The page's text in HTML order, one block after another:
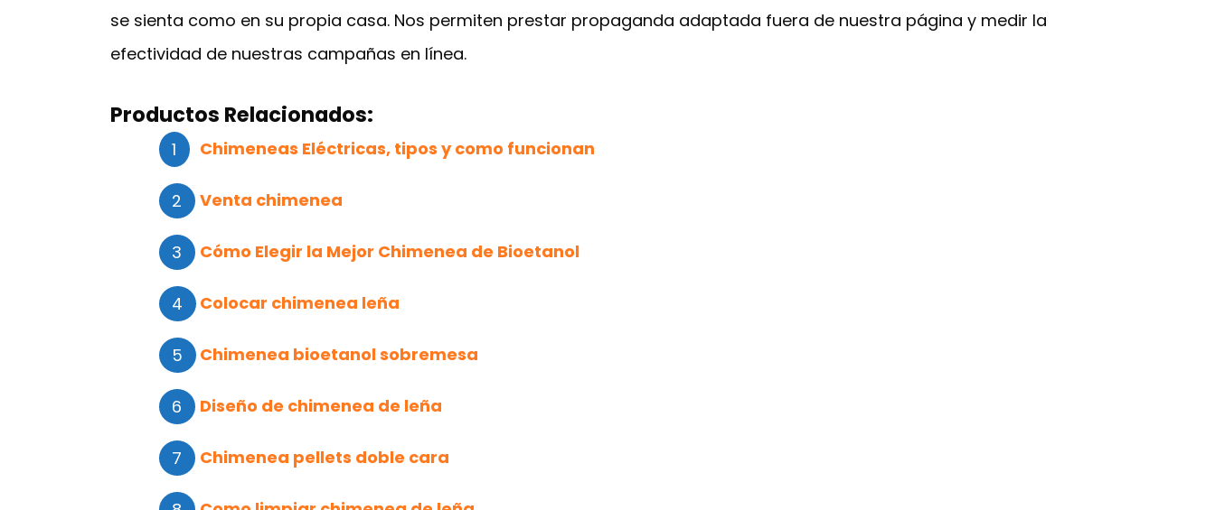
se sienta como en su propia casa. Nos permiten prestar propaganda adaptada fuera de nuestra página y medir la
efectividad de nuestras campañas en línea.
Productos Relacionados:
Chimeneas Eléctricas, tipos y como funcionan
Venta chimenea
Cómo Elegir la Mejor Chimenea de Bioetanol
Colocar chimenea leña
Chimenea bioetanol sobremesa
Diseño de chimenea de leña
Chimenea pellets doble cara